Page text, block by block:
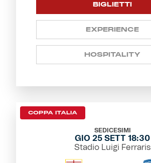
BIGLIETTI
EXPERIENCE
HOSPITALITY
COPPA ITALIA
SEDICESIMI
GIO 25 SETT 18:30
Stadio Luigi Ferraris